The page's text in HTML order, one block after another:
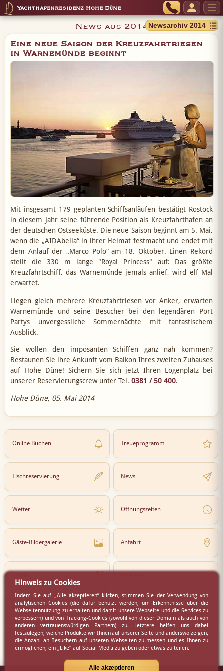
Yachthafenresidenz Hohe Düne
News aus 2014
Eine neue Saison der Kreuzfahrtriesen
in Warnemünde beginnt
Mit insgesamt 179 geplanten Schiffsanläufen bestätigt Rostock
in diesem Jahr seine führende Position als Kreuzfahrthafen an
der deutschen Ostseeküste. Die neue Saison beginnt am 5. Mai,
wenn die „AIDAbella“ in ihrer Heimat festmacht und endet mit
dem Anlauf der „Marco Polo“ am 18. Oktober. Einen Rekord
stellt die 330 m lange "Royal Princess" auf: Das größte
Kreuzfahrtschiff, das Warnemünde jemals anlief, wird elf Mal
erwartet.
Liegen gleich mehrere Kreuzfahrtriesen vor Anker, erwarten
Warnemünde und seine Besucher bei den legendären Port
Partys unvergessliche Sommernächte mit fantastischem
Ausblick.
Sie wollen den imposanten Schiffen ganz nah kommen?
Bestaunen Sie ihre Ankunft vom Balkon Ihres zweiten Zuhauses
auf Hohe Düne! Sichern Sie sich jetzt Ihren Logenplatz bei
unserer Reservierungscrew unter Tel. 0381 / 50 400.
Hohe Düne, 05. Mai 2014
Online Buchen Treueprogramm
Tischreservierung News
Wetter Öffnungszeiten
Gäste-Bildergalerie Anfahrt
Newsletter Partner
Virtueller Rundgang Presse
Hinweis zu Cookies
Indem Sie auf „Alle akzeptieren” klicken, stimmen Sie der Verwendung von
analytischen Cookies (die dafür benutzt werden, um Erkenntnisse über die
Webseitennutzung zu erhalten und damit unsere Webseite und die Services zu
verbessern) und von Tracking-Cookies (sowohl von dieser Domain als auch von
anderen vertrauenswürdigen Partnern) zu. Letztere helfen uns dabei
festzulegen, welche Produkte wir Ihnen auf unserer Seite und anderswo zeigen,
die Anzahl an Besuchern auf unseren Webseiten zu messen und es Ihnen zu
ermöglichen, ein „Like“ auf Social Media zu geben oder etwas zu teilen.
Alle akzeptieren